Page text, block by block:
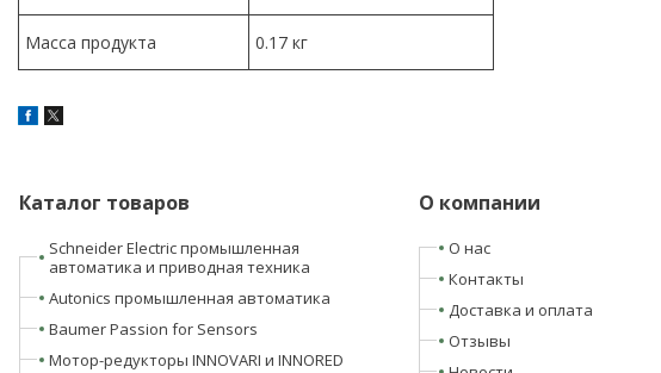
Масса продукта 0.17 кг
Каталог товаров
Schneider Electric промышленная
автоматика и приводная техника
Autonics промышленная автоматика
Baumer Passion for Sensors
Мотор-редукторы INNOVARI и INNORED
О компании
О нас
Контакты
Доставка и оплата
Отзывы